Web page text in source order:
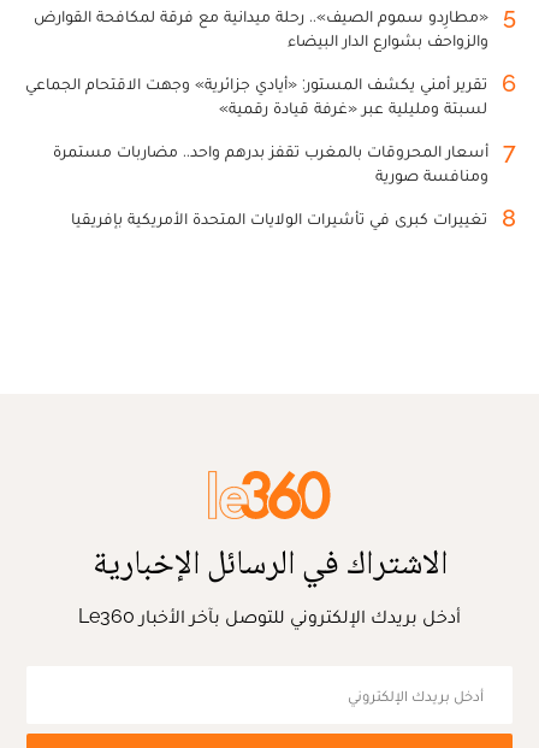
5
«مطارِدو سموم الصيف».. رحلة ميدانية مع فرقة لمكافحة القوارض
والزواحف بشوارع الدار البيضاء
6
تقرير أمني يكشف المستور: «أيادي جزائرية» وجهت الاقتحام الجماعي
لسبتة ومليلية عبر «غرفة قيادة رقمية»
7
أسعار المحروقات بالمغرب تقفز بدرهم واحد.. مضاربات مستمرة
ومنافسة صورية
8 تغييرات كبرى في تأشيرات الولايات المتحدة الأمريكية بإفريقيا
الاشتراك في الرسائل الإخبارية
أدخل بريدك الإلكتروني للتوصل بآخر الأخبار Le360